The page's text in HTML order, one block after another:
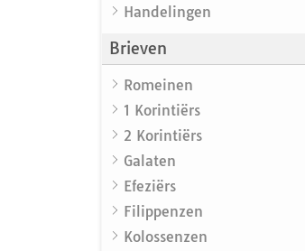
Handelingen
Brieven
Romeinen
1 Korintiërs
2 Korintiërs
Galaten
Efeziërs
Filippenzen
Kolossenzen